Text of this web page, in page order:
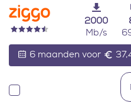
2000
Mb/s
6 maanden voor